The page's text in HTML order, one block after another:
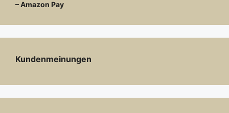
– Amazon Pay
Kundenmeinungen